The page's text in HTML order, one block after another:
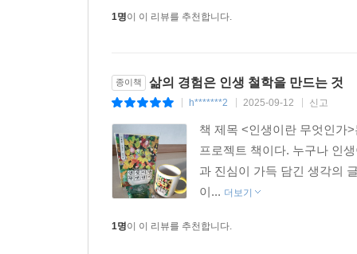
--- p.217
다. 많은 이정표가 있고 목적지를 선택할 수 있는
--- p.231
용서하면 성숙해진다. 그래서 용서할 수 없는 것
1명이 이 리뷰를 추천합니다.
종이책 삶의 경험은 인생 철학을 만드는 것
h*******2 2025-09-12 신고
책 제목 <인생이란 무엇인가
프로젝트 책이다. 누구나 인
과 진심이 가득 담긴 생각의
이... 더보기
1명이 이 리뷰를 추천합니다.